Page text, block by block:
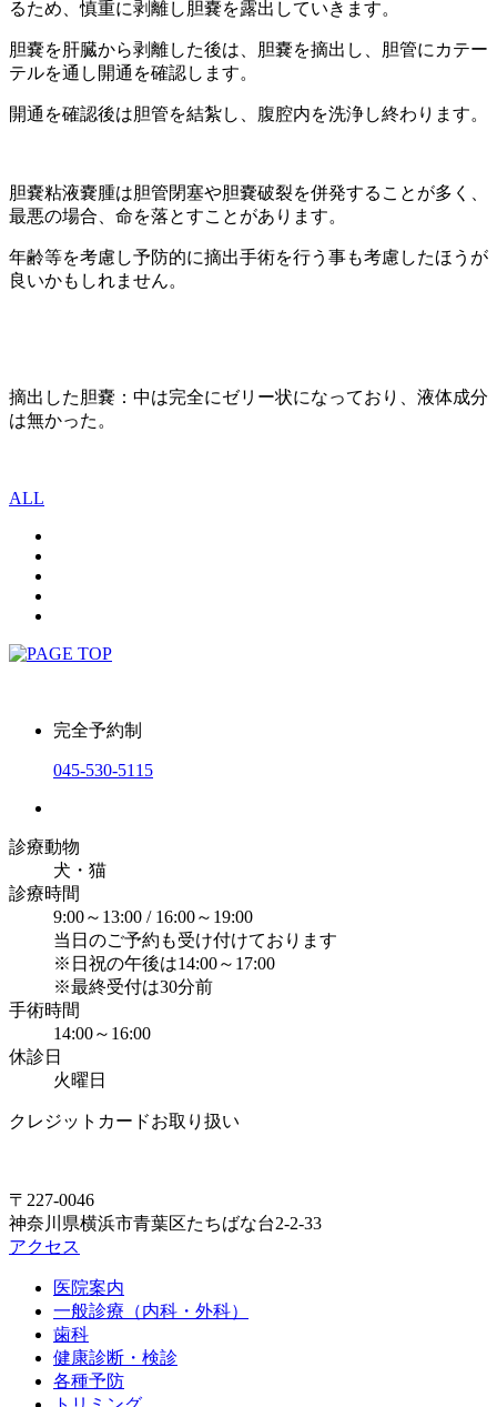
るため、慎重に剥離し胆嚢を露出していきます。
胆嚢を肝臓から剥離した後は、胆嚢を摘出し、胆管にカテー
テルを通し開通を確認します。
開通を確認後は胆管を結紮し、腹腔内を洗浄し終わります。
胆嚢粘液嚢腫は胆管閉塞や胆嚢破裂を併発することが多く、
最悪の場合、命を落とすことがあります。
年齢等を考慮し予防的に摘出手術を行う事も考慮したほうが
良いかもしれません。
摘出した胆嚢：中は完全にゼリー状になっており、液体成分
は無かった。
ALL
完全予約制
045-530-5115
診療動物
犬・猫
診療時間
9:00～13:00 / 16:00～19:00
当日のご予約も受け付けております
※日祝の午後は14:00～17:00
※最終受付は30分前
手術時間
14:00～16:00
休診日
火曜日
クレジットカードお取り扱い
〒227-0046
神奈川県横浜市青葉区たちばな台2-2-33
アクセス
医院案内
一般診療（内科・外科）
歯科
健康診断・検診
各種予防